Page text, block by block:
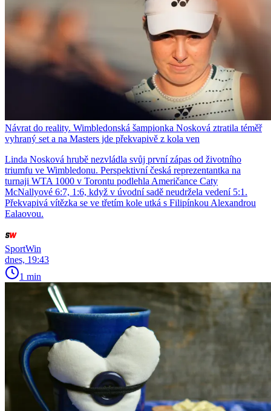
Návrat do reality. Wimbledonská šampionka Nosková ztratila téměř
vyhraný set a na Masters jde překvapivě z kola ven
Linda Nosková hrubě nezvládla svůj první zápas od životního
triumfu ve Wimbledonu. Perspektivní česká reprezentantka na
turnaji WTA 1000 v Torontu podlehla Američance Caty
McNallyové 6:7, 1:6, když v úvodní sadě neudržela vedení 5:1.
Překvapivá vítězka se ve třetím kole utká s Filipínkou Alexandrou
Ealaovou.
SportWin
dnes, 19:43
1 min